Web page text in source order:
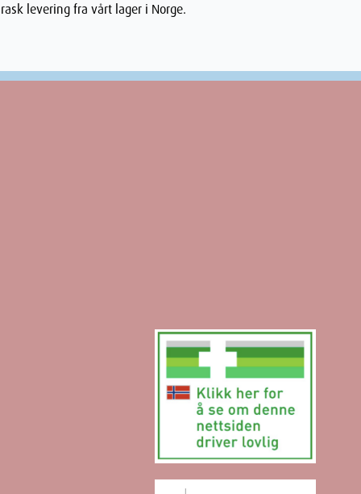
levering fra vårt lager i Norge.